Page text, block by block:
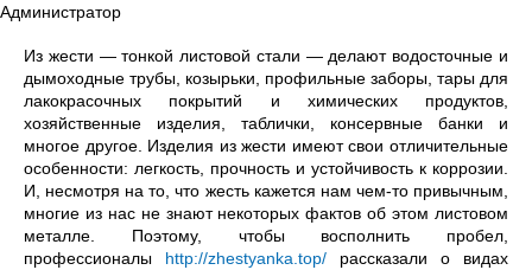
Администратор
Из жести — тонкой листовой стали — делают водосточные и
дымоходные трубы, козырьки, профильные заборы, тары для
лакокрасочных покрытий и химических продуктов,
хозяйственные изделия, таблички, консервные банки и
многое другое. Изделия из жести имеют свои отличительные
особенности: легкость, прочность и устойчивость к коррозии.
И, несмотря на то, что жесть кажется нам чем-то привычным,
многие из нас не знают некоторых фактов об этом листовом
металле. Поэтому, чтобы восполнить пробел,
профессионалы http://zhestyanka.top/ рассказали о видах